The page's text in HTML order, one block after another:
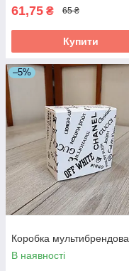
61,75 ₴ 65 ₴
Купити
–5%
Коробка мультибрендова
В наявності